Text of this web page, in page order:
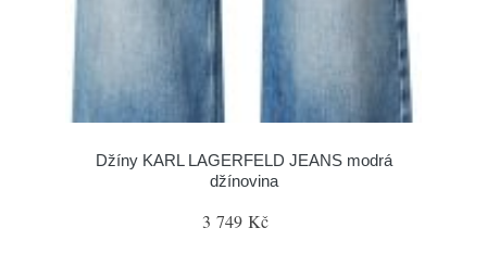
Džíny KARL LAGERFELD JEANS modrá
džínovina
3 749 Kč